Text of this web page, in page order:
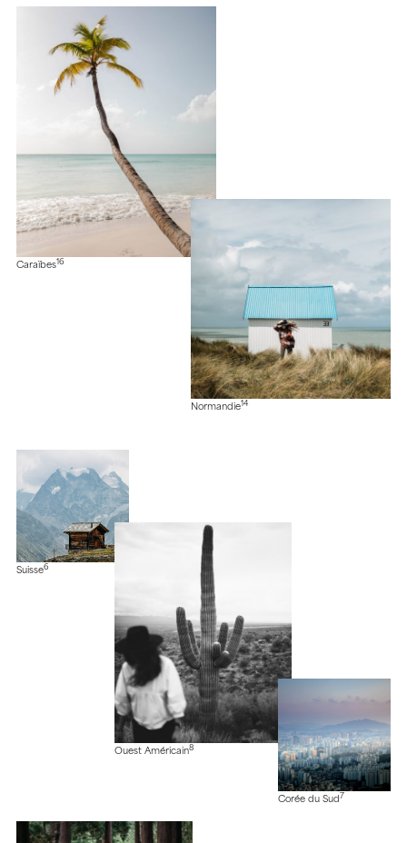
Caraïbes16
Normandie14
Suisse6
Ouest Américain8
Corée du Sud 7